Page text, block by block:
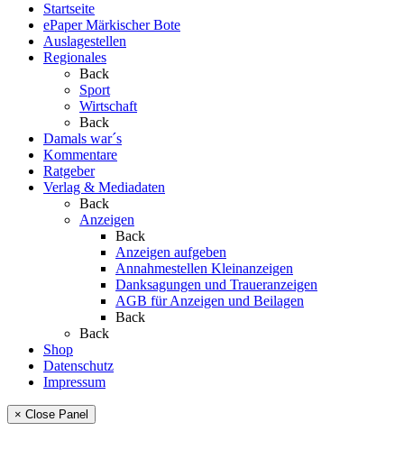
Startseite
ePaper Märkischer Bote
Auslagestellen
Regionales
Back
Sport
Wirtschaft
Back
Damals war´s
Kommentare
Ratgeber
Verlag & Mediadaten
Back
Anzeigen
Back
Anzeigen aufgeben
Annahmestellen Kleinanzeigen
Danksagungen und Traueranzeigen
AGB für Anzeigen und Beilagen
Back
Back
Shop
Datenschutz
Impressum
× Close Panel